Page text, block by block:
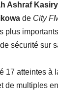
Ashraf
de City
plus
sécurité sur
17 atteintes à
multiples